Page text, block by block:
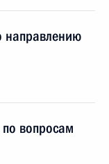
направлению
по вопросам